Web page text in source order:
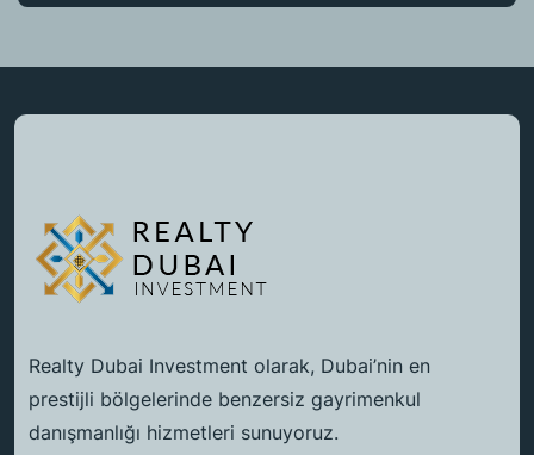
Realty Dubai Investment olarak, Dubai’nin en
prestijli bölgelerinde benzersiz gayrimenkul
danışmanlığı hizmetleri sunuyoruz.